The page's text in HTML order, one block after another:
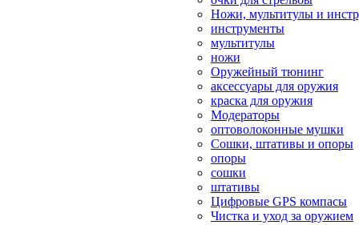
Ножи, мультитулы и
инструменты
мультитулы
ножи
Оружейный тюнинг
аксессуары для оружия
краска для оружия
Модераторы
оптоволоконные мушки
Сошки, штативы и опоры
опоры
сошки
штативы
Цифровые GPS компасы
Чистка и уход за оружием